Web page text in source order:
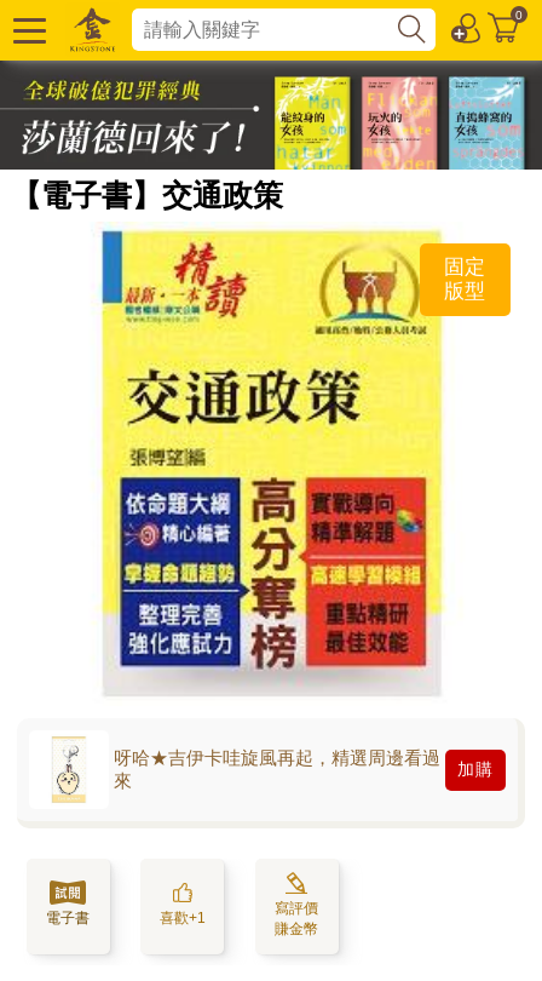
0
【電子書】交通政策
固定
版型
呀哈★吉伊卡哇旋風再起，精選周邊看過
來
加購
電子書 喜歡+1
寫評價
賺金幣